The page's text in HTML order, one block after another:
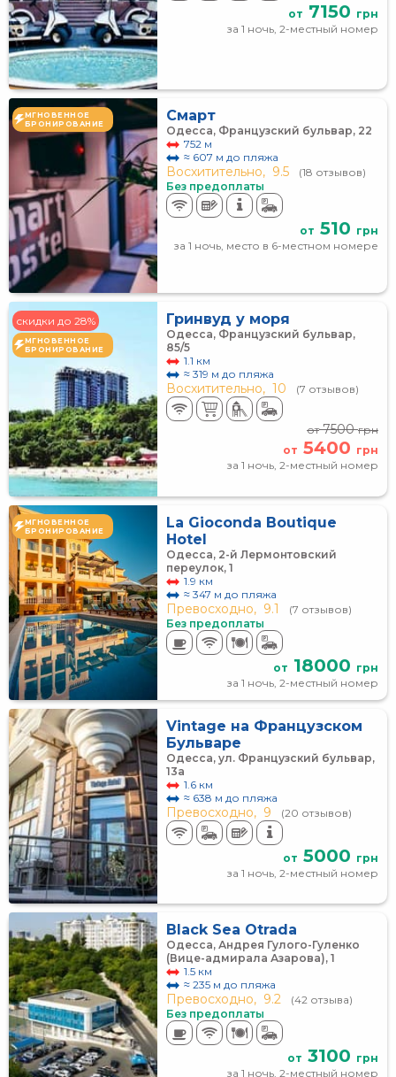
от 7150 грн
за 1 ночь, 2-местный номер
МГНОВЕННОЕ
БРОНИРОВАНИЕ
Смарт
Одесса, Французский бульвар, 22
752 м
≈ 607 м до пляжа
Восхитительно, 9.5
(18 отзывов)
Без предоплаты
от 510 грн
за 1 ночь, место в 6-местном номере
скидки до 28%
МГНОВЕННОЕ
БРОНИРОВАНИЕ
Гринвуд у моря
Одесса, Французский бульвар,
85/5
1.1 км
≈ 319 м до пляжа
Восхитительно, 10 (7 отзывов)
от7500грн
от 5400 грн
за 1 ночь, 2-местный номер
МГНОВЕННОЕ
БРОНИРОВАНИЕ
La Gioconda Boutique
Hotel
Одесса, 2-й Лермонтовский
переулок, 1
1.9 км
≈ 347 м до пляжа
Превосходно, 9.1
(7 отзывов)
Без предоплаты
от 18000 грн
за 1 ночь, 2-местный номер
Vintage на Французском
Бульваре
Одесса, ул. Французский бульвар,
13а
1.6 км
≈ 638 м до пляжа
Превосходно, 9 (20 отзывов)
от 5000 грн
за 1 ночь, 2-местный номер
Black Sea Otrada
Одесса, Андрея Гулого-Гуленко
(Вице-адмирала Азарова), 1
1.5 км
≈ 235 м до пляжа
Превосходно, 9.2
(42 отзыва)
Без предоплаты
от 3100 грн
за 1 ночь, 2-местный номер